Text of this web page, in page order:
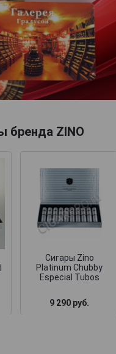
бренда ZINO
Сигары Zino
Platinum Chubby
Especial Tubos
9 290 руб.